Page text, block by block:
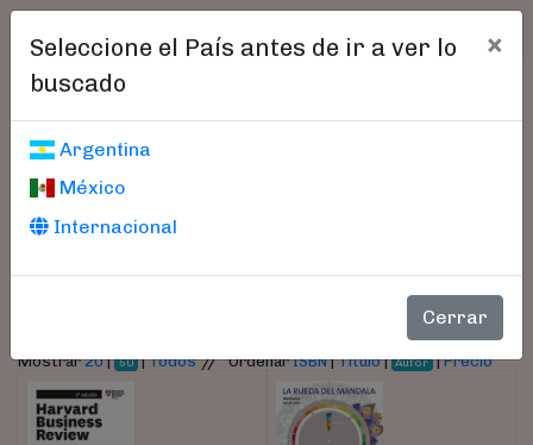
Seleccione el País antes de ir a ver lo
buscado
×
Argentina
México
Internacional
Cerrar
Libros encontrados
Parámetros
Mostrar20| 50 |Todos//OrdenarISBN|Título| Autor |Precio